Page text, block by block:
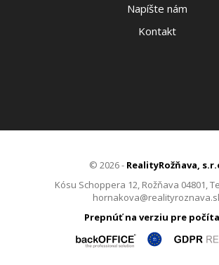
Napíšte nám
Kontakt
© 2026 - RealityRožňava,
Kósu Schoppera 12, Rožňava 04801,
Prepnúť na verziu pre